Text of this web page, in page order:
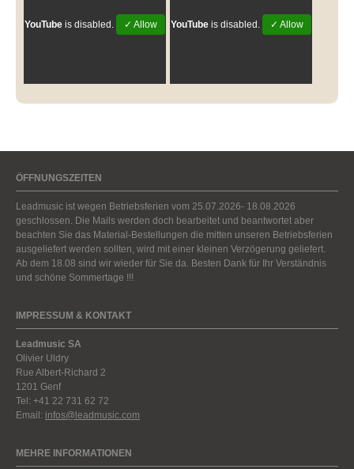
YouTube is disabled. ✓ Allow YouTube is disabled. ✓ Allow
ÖFFNUNGSZEITEN
Leadmusic ist wegen Betriebsferien vom 25.07.2026- 18.08.2026
geschlossen. Die Mails werden doch bearbeitet und beantwortet aber
beachten Sie das Material-Bestellungen die mitten unseren Betriebsferien
ausgeliefert werden sollten, wird mit einer kleinen Verzögerung geliefert.
Ab dem 18.08 sind wir wieder für Sie da. Besten Dank für Ihr Verständnis
und schöne Sommertage !!!
IMPRESSUM & KONTAKT
Leadmusic SA
Olivier Uldry
Rue Albert-Richard 2
1201 Genf
Tel: +41 22 731 62 72
Email: infos@leadmusic.com
MEHRE INFORMATIONEN